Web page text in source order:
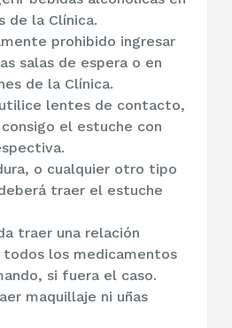
de la Clínica.
prohibido ingresar
salas de espera o en
de la Clínica.
lentes de contacto,
el estuche con
o cualquier otro tipo
traer el estuche
traer una relación
los medicamentos
si fuera el caso.
maquillaje ni uñas